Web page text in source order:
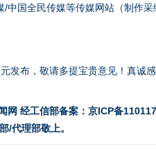
国全民传媒等传媒网站（制作
发布，敬请多提宝贵意见！真诚
网 经工信部备案：京ICP备
/代理部敬上。
法徽映军营 权益有